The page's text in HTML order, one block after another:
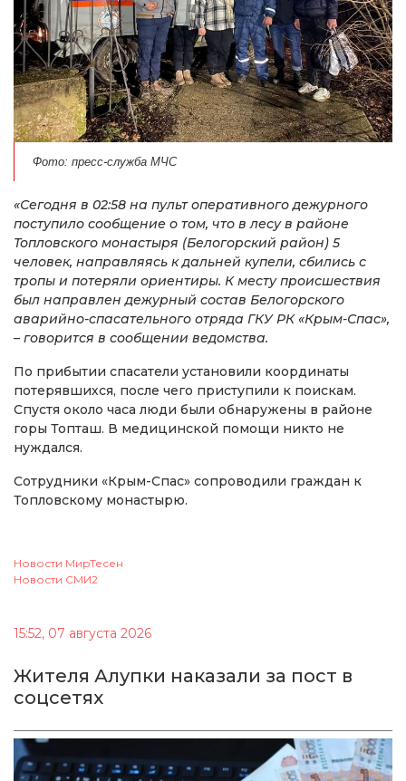
Фото: пресс-служба МЧС
«Сегодня в 02:58 на пульт оперативного дежурного
поступило сообщение о том, что в лесу в районе
Топловского монастыря (Белогорский район) 5
человек, направляясь к дальней купели, сбились с
тропы и потеряли ориентиры. К месту происшествия
был направлен дежурный состав Белогорского
аварийно-спасательного отряда ГКУ РК «Крым-Спас»,
– говорится в сообщении ведомства.
По прибытии спасатели установили координаты
потерявшихся, после чего приступили к поискам.
Спустя около часа люди были обнаружены в районе
горы Топташ. В медицинской помощи никто не
нуждался.
Сотрудники «Крым-Спас» сопроводили граждан к
Топловскому монастырю.
Новости МирТесен
Новости СМИ2
15:52, 07 августа 2026
Жителя Алупки наказали за пост в
соцсетях